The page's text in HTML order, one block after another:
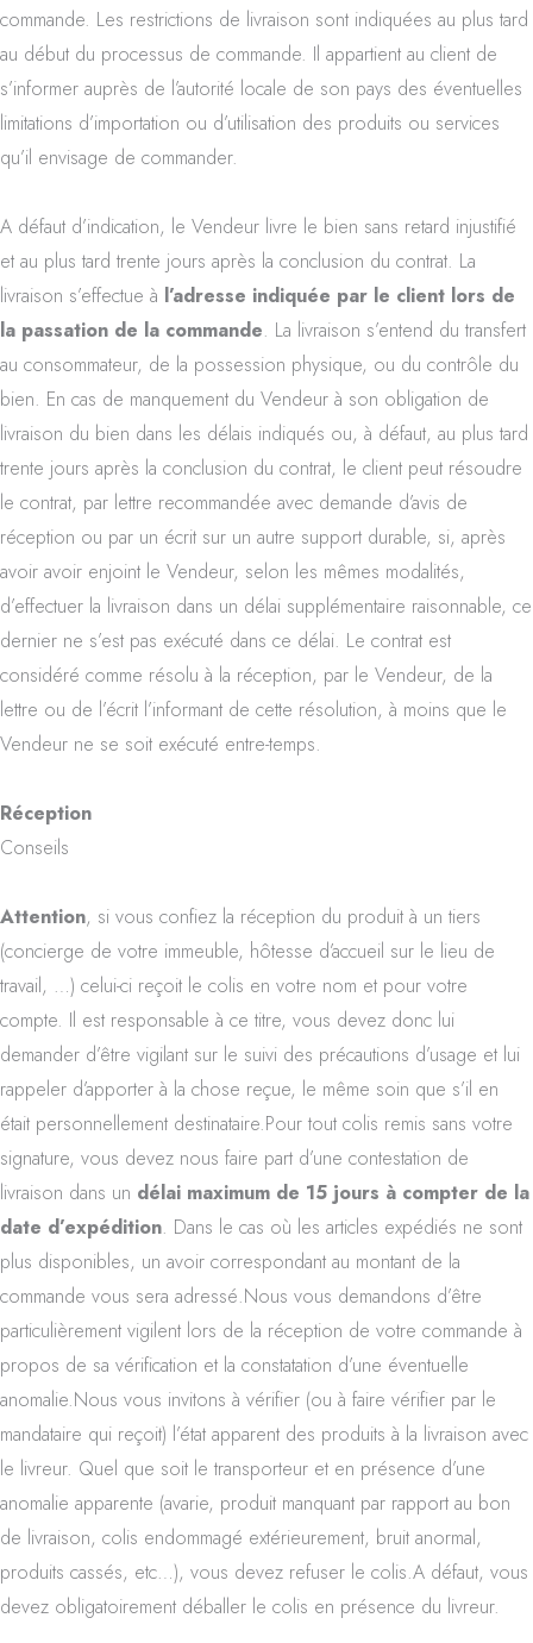
commande. Les restrictions de livraison sont indiquées au plus tard
au début du processus de commande. Il appartient au client de
s’informer auprès de l’autorité locale de son pays des éventuelles
limitations d’importation ou d’utilisation des produits ou services
qu’il envisage de commander.
A défaut d’indication, le Vendeur livre le bien sans retard injustifié
et au plus tard trente jours après la conclusion du contrat. La
livraison s’effectue à l’adresse indiquée par le client lors de
la passation de la commande. La livraison s’entend du transfert
au consommateur, de la possession physique, ou du contrôle du
bien. En cas de manquement du Vendeur à son obligation de
livraison du bien dans les délais indiqués ou, à défaut, au plus tard
trente jours après la conclusion du contrat, le client peut résoudre
le contrat, par lettre recommandée avec demande d’avis de
réception ou par un écrit sur un autre support durable, si, après
avoir avoir enjoint le Vendeur, selon les mêmes modalités,
d’effectuer la livraison dans un délai supplémentaire raisonnable, ce
dernier ne s’est pas exécuté dans ce délai. Le contrat est
considéré comme résolu à la réception, par le Vendeur, de la
lettre ou de l’écrit l’informant de cette résolution, à moins que le
Vendeur ne se soit exécuté entre-temps.
Réception
Conseils
Attention, si vous confiez la réception du produit à un tiers
(concierge de votre immeuble, hôtesse d’accueil sur le lieu de
travail, …) celui-ci reçoit le colis en votre nom et pour votre
compte. Il est responsable à ce titre, vous devez donc lui
demander d’être vigilant sur le suivi des précautions d’usage et lui
rappeler d’apporter à la chose reçue, le même soin que s’il en
était personnellement destinataire.Pour tout colis remis sans votre
signature, vous devez nous faire part d’une contestation de
livraison dans un délai maximum de 15 jours à compter de la
date d’expédition. Dans le cas où les articles expédiés ne sont
plus disponibles, un avoir correspondant au montant de la
commande vous sera adressé.Nous vous demandons d’être
particulièrement vigilent lors de la réception de votre commande à
propos de sa vérification et la constatation d’une éventuelle
anomalie.Nous vous invitons à vérifier (ou à faire vérifier par le
mandataire qui reçoit) l’état apparent des produits à la livraison avec
le livreur. Quel que soit le transporteur et en présence d’une
anomalie apparente (avarie, produit manquant par rapport au bon
de livraison, colis endommagé extérieurement, bruit anormal,
produits cassés, etc…), vous devez refuser le colis.A défaut, vous
devez obligatoirement déballer le colis en présence du livreur.